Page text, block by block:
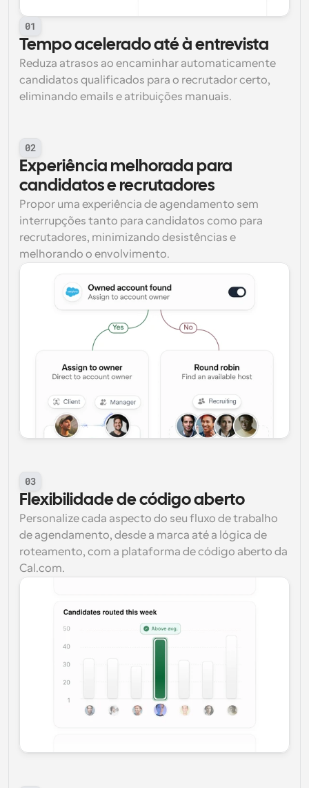
01
Tempo acelerado até à entrevista
Reduza atrasos ao encaminhar automaticamente
candidatos qualificados para o recrutador certo,
eliminando emails e atribuições manuais.
02
Experiência melhorada para
candidatos e recrutadores
Propor uma experiência de agendamento sem
interrupções tanto para candidatos como para
recrutadores, minimizando desistências e
melhorando o envolvimento.
03
Flexibilidade de código aberto
Personalize cada aspecto do seu fluxo de trabalho
de agendamento, desde a marca até a lógica de
roteamento, com a plataforma de código aberto da
Cal.com.